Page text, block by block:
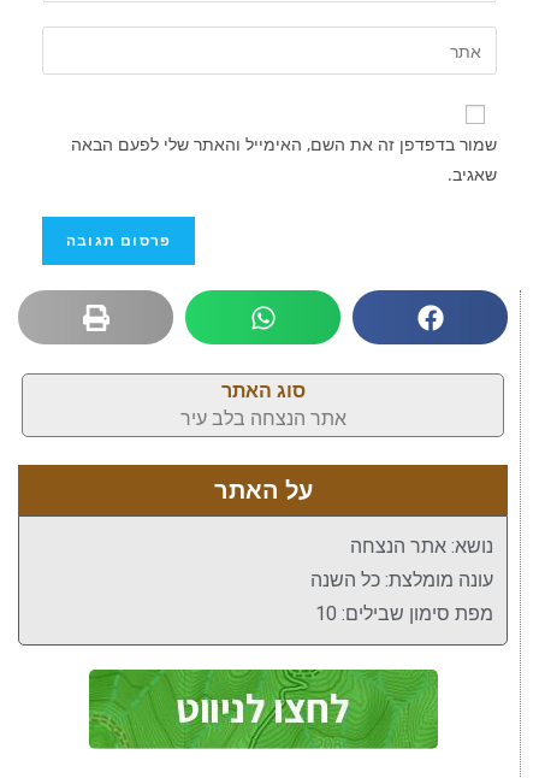
שמור בדפדפן זה את השם, האימייל והאתר שלי לפעם הבאה
שאגיב.
סוג האתר
אתר הנצחה בלב עיר
על האתר
נושא: אתר הנצחה
עונה מומלצת: כל השנה
מפת סימון שבילים: 10